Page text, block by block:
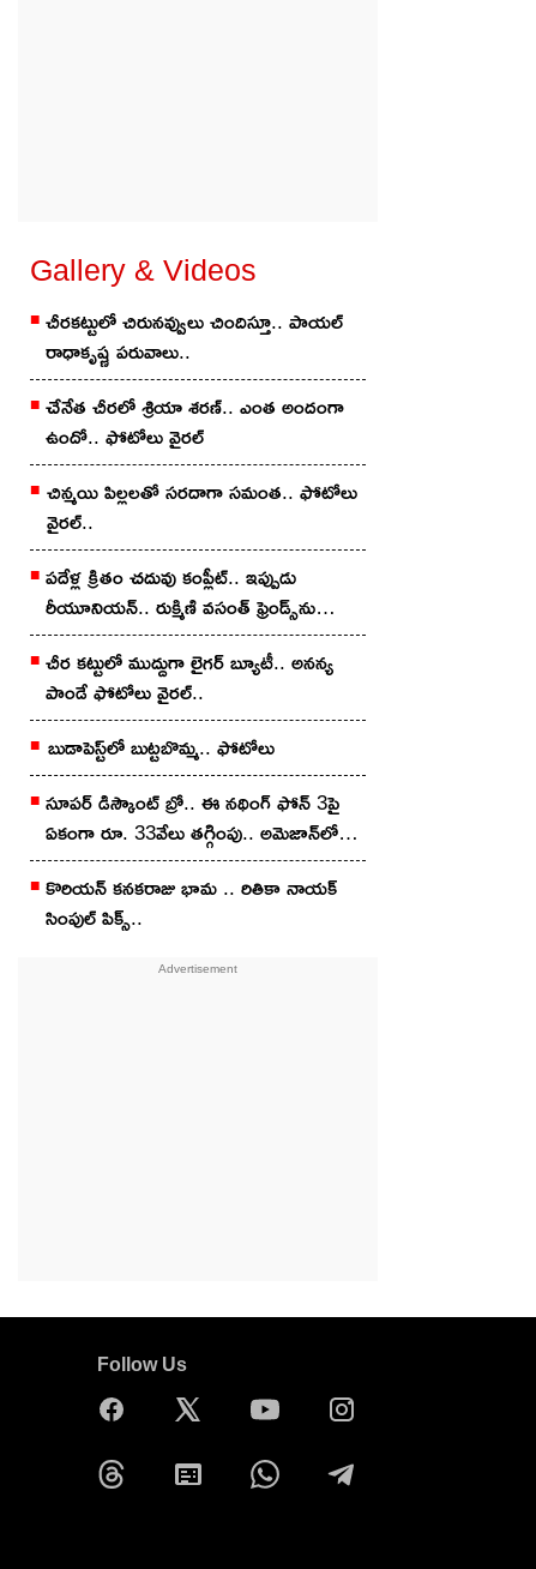
Gallery & Videos
చీరకట్టులో చిరునవ్వులు చిందిస్తూ.. పాయల్
రాధాకృష్ణ పరువాలు..
చేనేత చీర‌లో శ్రియా శ‌ర‌ణ్‌.. ఎంత అందంగా
ఉందో.. ఫోటోలు వైర‌ల్
చిన్మ‌యి పిల్ల‌ల‌తో స‌ర‌దాగా సమంత‌.. ఫోటోలు
వైర‌ల్..
ప‌దేళ్ల క్రితం చ‌దువు కంప్లీట్.. ఇప్పుడు
రీయూనియన్.. రుక్మిణి వసంత్ ఫ్రెండ్స్‌ను
చూశారా?
చీర క‌ట్టులో ముద్దుగా లైగ‌ర్ బ్యూటీ.. అన‌న్య
పాండే ఫోటోలు వైర‌ల్..
బుడాపెస్ట్‌లో బుట్టబొమ్మ‌.. ఫోటోలు
సూపర్ డిస్కౌంట్ బ్రో.. ఈ నథింగ్ ఫోన్ 3పై
ఏకంగా రూ. 33వేలు తగ్గింపు.. అమెజాన్‌లో
ఇలా కొన్నారంటే?
కొరియన్‌ కనకరాజు భామ .. రితికా నాయ‌క్
సింపుల్ పిక్స్‌..
Follow Us